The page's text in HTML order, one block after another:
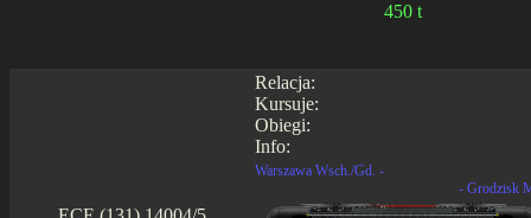
450 t
Relacja:
Kursuje:
Obiegi:
Info:
Warszawa Wsch./Gd. -
- Grodzisk